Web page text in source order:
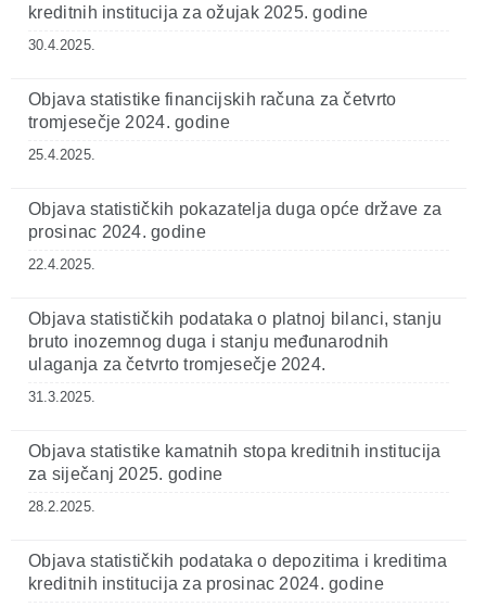
kreditnih institucija za ožujak 2025. godine
30.4.2025.
Objava statistike financijskih računa za četvrto
tromjesečje 2024. godine
25.4.2025.
Objava statističkih pokazatelja duga opće države za
prosinac 2024. godine
22.4.2025.
Objava statističkih podataka o platnoj bilanci, stanju
bruto inozemnog duga i stanju međunarodnih
ulaganja za četvrto tromjesečje 2024.
31.3.2025.
Objava statistike kamatnih stopa kreditnih institucija
za siječanj 2025. godine
28.2.2025.
Objava statističkih podataka o depozitima i kreditima
kreditnih institucija za prosinac 2024. godine